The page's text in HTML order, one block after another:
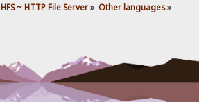
HFS ~ HTTP File Server» Other languages»